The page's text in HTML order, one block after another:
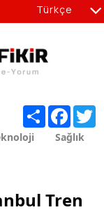
Sağlık
Tren
Share
Türkçe
en